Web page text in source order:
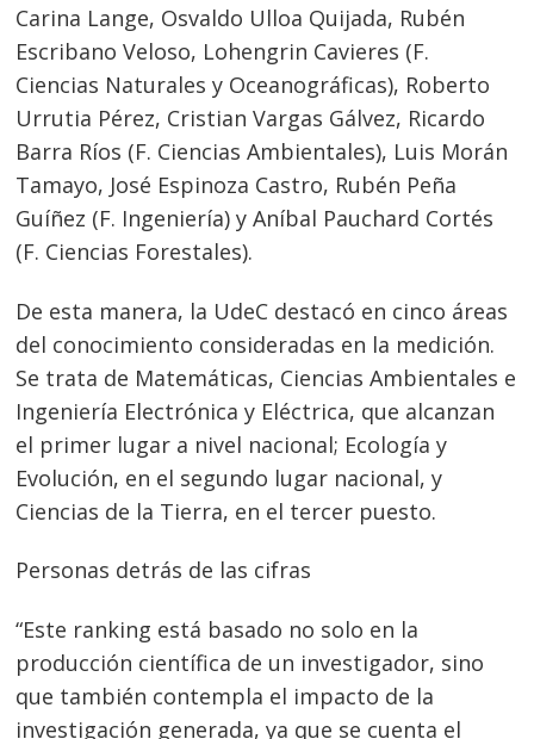
Carina Lange, Osvaldo Ulloa Quijada, Rubén
Escribano Veloso, Lohengrin Cavieres (F.
Ciencias Naturales y Oceanográficas), Roberto
Urrutia Pérez, Cristian Vargas Gálvez, Ricardo
Barra Ríos (F. Ciencias Ambientales), Luis Morán
Tamayo, José Espinoza Castro, Rubén Peña
Guíñez (F. Ingeniería) y Aníbal Pauchard Cortés
(F. Ciencias Forestales).
De esta manera, la UdeC destacó en cinco áreas
del conocimiento consideradas en la medición.
Se trata de Matemáticas, Ciencias Ambientales e
Ingeniería Electrónica y Eléctrica, que alcanzan
el primer lugar a nivel nacional; Ecología y
Evolución, en el segundo lugar nacional, y
Ciencias de la Tierra, en el tercer puesto.
Personas detrás de las cifras
“Este ranking está basado no solo en la
producción científica de un investigador, sino
que también contempla el impacto de la
investigación generada, ya que se cuenta el
de
entradas